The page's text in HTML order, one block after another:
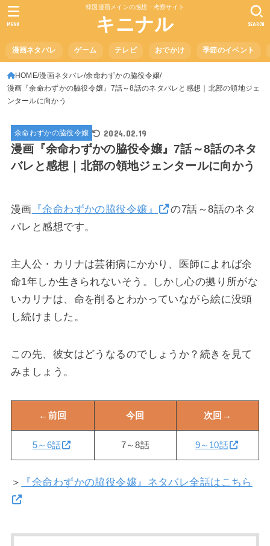
韓国漫画メインの感想・考察サイト
キニナル
漫画ネタバレ ゲーム テレビ おでかけ 季節のイベント
SEARCH
MENU
HOME 漫画ネタバレ 余命わずかの脇役令嬢
漫画『余命わずかの脇役令嬢』7話～8話のネタバレと感想｜北部の領地ジェ
ンタールに向かう
余命わずかの脇役令嬢 2024.02.19
漫画『余命わずかの脇役令嬢』7話～8話のネタ
バレと感想｜北部の領地ジェンタールに向かう
漫画 『余命わずかの脇役令嬢』
の7話～8話のネタ
バレと感想です。
主人公・カリナは芸術病にかかり、医師によれば余
命1年しか生きられないそう。しかし心の拠り所がな
いカリナは、命を削るとわかっていながら絵に没頭
し続けました。
この先、彼女はどうなるのでしょうか？続きを見て
みましょう。
←前回 今回 次回→
5～6話 7～8話 9～10話
＞ 『余命わずかの脇役令嬢』ネタバレ全話はこちら